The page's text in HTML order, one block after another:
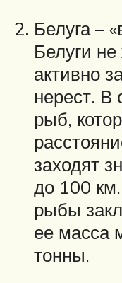
Белуга –
Белуги
активно
нерест. В
рыб,
заходят
до 100
рыбы
ее масса
тонны.